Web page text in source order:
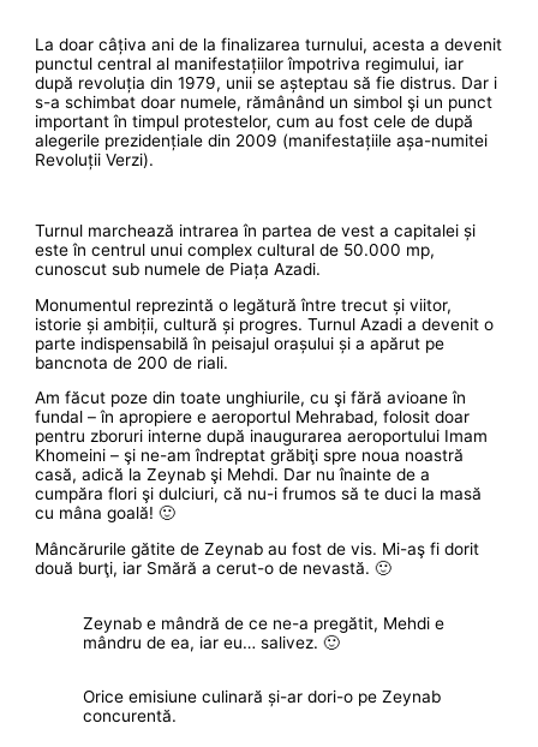
La doar câțiva ani de la finalizarea turnului, acesta a devenit
punctul central al manifestațiilor împotriva regimului, iar
după revoluția din 1979, unii se așteptau să fie distrus. Dar i
s-a schimbat doar numele, rămânând un simbol şi un punct
important în timpul protestelor, cum au fost cele de după
alegerile prezidențiale din 2009 (manifestațiile așa-numitei
Revoluții Verzi).
Turnul marchează intrarea în partea de vest a capitalei și
este în centrul unui complex cultural de 50.000 mp,
cunoscut sub numele de Piața Azadi.
Monumentul reprezintă o legătură între trecut și viitor,
istorie și ambiții, cultură și progres. Turnul Azadi a devenit o
parte indispensabilă în peisajul orașului și a apărut pe
bancnota de 200 de riali.
Am făcut poze din toate unghiurile, cu şi fără avioane în
fundal – în apropiere e aeroportul Mehrabad, folosit doar
pentru zboruri interne după inaugurarea aeroportului Imam
Khomeini – şi ne-am îndreptat grăbiţi spre noua noastră
casă, adică la Zeynab şi Mehdi. Dar nu înainte de a
cumpăra flori şi dulciuri, că nu-i frumos să te duci la masă
cu mâna goală! 🙂
Mâncărurile gătite de Zeynab au fost de vis. Mi-aş fi dorit
două burţi, iar Smără a cerut-o de nevastă. 🙂
Zeynab e mândră de ce ne-a pregătit, Mehdi e
mândru de ea, iar eu… salivez. 🙂
Orice emisiune culinară și-ar dori-o pe Zeynab
concurentă.